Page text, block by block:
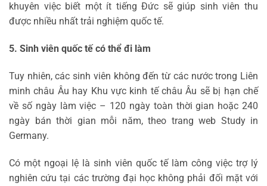
khuyên việc biết một ít tiếng Đức sẽ giúp sinh viên thu
được nhiều nhất trải nghiệm quốc tế.
5. Sinh viên quốc tế có thể đi làm
Tuy nhiên, các sinh viên không đến từ các nước trong Liên
minh châu Âu hay Khu vực kinh tế châu Âu sẽ bị hạn chế
về số ngày làm việc – 120 ngày toàn thời gian hoặc 240
ngày bán thời gian mỗi năm, theo trang web Study in
Germany.
Có một ngoại lệ là sinh viên quốc tế làm công việc trợ lý
nghiên cứu tại các trường đại học không phải đối mặt với